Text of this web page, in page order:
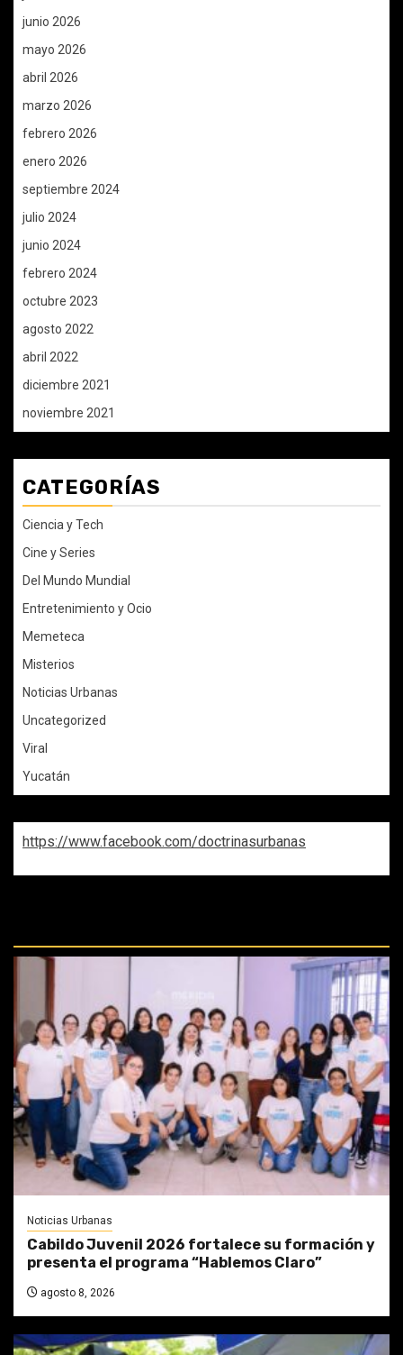
junio 2026
mayo 2026
abril 2026
marzo 2026
febrero 2026
enero 2026
septiembre 2024
julio 2024
junio 2024
febrero 2024
octubre 2023
agosto 2022
abril 2022
diciembre 2021
noviembre 2021
CATEGORÍAS
Ciencia y Tech
Cine y Series
Del Mundo Mundial
Entretenimiento y Ocio
Memeteca
Misterios
Noticias Urbanas
Uncategorized
Viral
Yucatán
https://www.facebook.com/doctrinasurbanas
Noticias Urbanas
Cabildo Juvenil 2026 fortalece su formación y
presenta el programa “Hablemos Claro”
agosto 8, 2026